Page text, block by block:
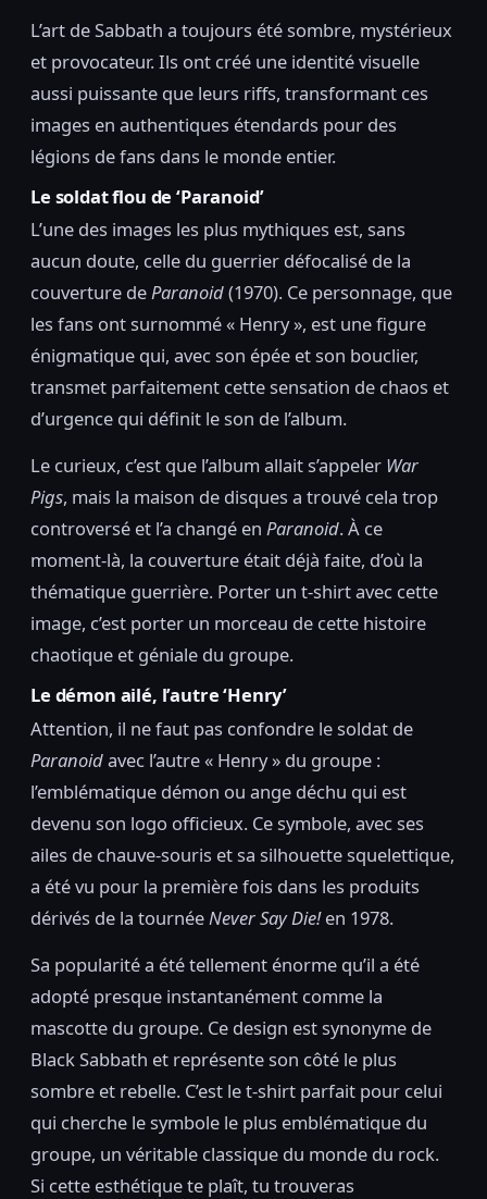
L’art de Sabbath a toujours été sombre, mystérieux
et provocateur. Ils ont créé une identité visuelle
aussi puissante que leurs riffs, transformant ces
images en authentiques étendards pour des
légions de fans dans le monde entier.
Le soldat flou de ‘Paranoid’
L’une des images les plus mythiques est, sans
aucun doute, celle du guerrier défocalisé de la
couverture deParanoid(1970). Ce personnage, que
les fans ont surnommé « Henry », est une figure
énigmatique qui, avec son épée et son bouclier,
transmet parfaitement cette sensation de chaos et
d’urgence qui définit le son de l’album.
Le curieux, c’est que l’album allait s’appeler War
Pigs, mais la maison de disques a trouvé cela trop
controversé et l’a changé en Paranoid. À ce
moment-là, la couverture était déjà faite, d’où la
thématique guerrière. Porter un t-shirt avec cette
image, c’est porter un morceau de cette histoire
chaotique et géniale du groupe.
Le démon ailé, l’autre ‘Henry’
Attention, il ne faut pas confondre le soldat de
Paranoidavec l’autre « Henry » du groupe :
l’emblématique démon ou ange déchu qui est
devenu son logo officieux. Ce symbole, avec ses
ailes de chauve-souris et sa silhouette squelettique,
a été vu pour la première fois dans les produits
dérivés de la tournéeNever Say Die!en 1978.
Sa popularité a été tellement énorme qu’il a été
adopté presque instantanément comme la
mascotte du groupe. Ce design est synonyme de
Black Sabbath et représente son côté le plus
sombre et rebelle. C’est le t-shirt parfait pour celui
qui cherche le symbole le plus emblématique du
groupe, un véritable classique du monde du rock.
Si cette esthétique te plaît, tu trouveras